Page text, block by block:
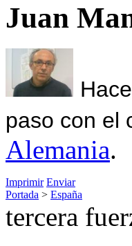
Juan
paso con el
Alemania.
Imprimir Enviar
Portada > España
tercera